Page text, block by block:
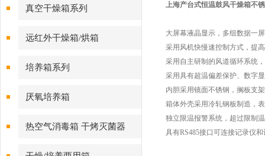
真空干燥箱系列
远红外干燥箱/烘箱
培养箱系列
厌氧培养箱
热空气消毒箱 干烤灭菌器
上海产台式恒温鼓风干燥箱不
大屏幕液晶显示，多组数据一
采用风机快慢速控制方式，提
采用自主研制的风道循环系统
采用具有超温偏差保护、数字
内胆采用镜面不锈钢，搁板支
箱体外壳采用冷轧钢板制造，
独立限温报警系统，超过限制
具有RS485接口可连接记录仪